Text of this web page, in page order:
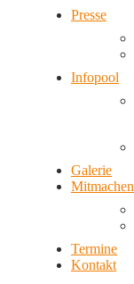
Presse
Infopool
Galerie
Mitmachen
Termine
Kontakt